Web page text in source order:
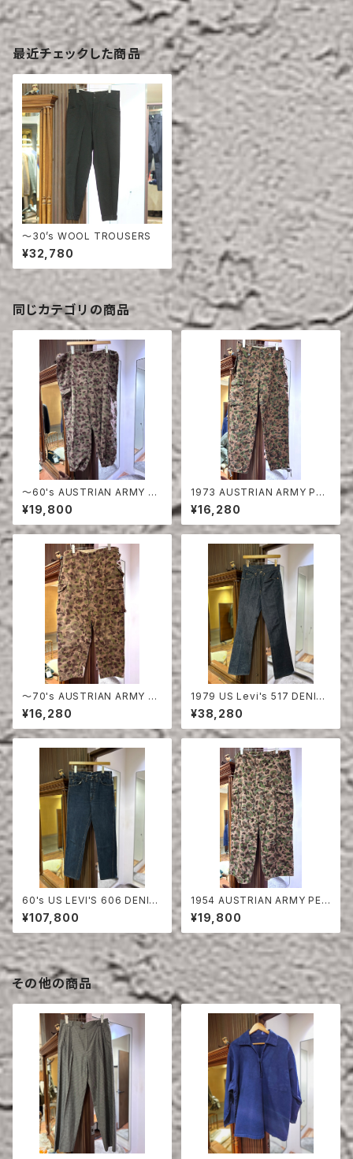
最近チェックした商品
〜30’s WOOL TROUSERS
¥32,780
同じカテゴリの商品
〜60's AUSTRIAN ARMY PE
A DOT CAMO FIERD PANT
S
¥19,800
1973 AUSTRIAN ARMY PEA
DOT CAMO FIERD PANTS
¥16,280
〜70's AUSTRIAN ARMY PE
A DOT CAMO FIERD PANT
S
¥16,280
1979 US Levi's 517 DENIM
PANTS DEAD STOCK
¥38,280
60's US LEVI'S 606 DENIM
PANTS
¥107,800
1954 AUSTRIAN ARMY PEA
DOT CAMO FIERD PANTS
¥19,800
その他の商品